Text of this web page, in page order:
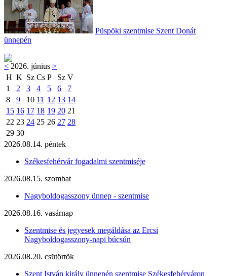
Püspöki szentmise Szent Donát
ünnepén
< 2026. június >
H K Sz Cs P Sz V
1
2 3 4 5 6
7
8
9 10 11 12 13 14
15 16 17 18 19 20 21
22 23 24 25 26 27 28
29 30
2026.08.14. péntek
Székesfehérvár fogadalmi szentmiséje
2026.08.15. szombat
Nagyboldogasszony ünnep - szentmise
2026.08.16. vasárnap
Szentmise és jegyesek megáldása az Ercsi
Nagyboldogasszony-napi búcsún
2026.08.20. csütörtök
Szent István király ünnepén szentmise Székesfehérváron